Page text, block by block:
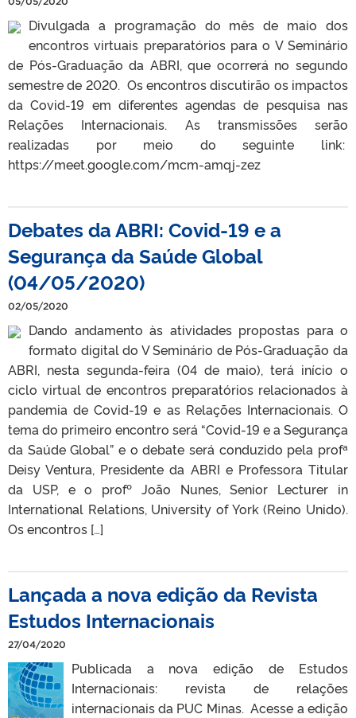
Divulgada a programação do mês de maio dos
encontros virtuais preparatórios para o V Seminário
de Pós-Graduação da ABRI, que ocorrerá no segundo
semestre de 2020. Os encontros discutirão os impactos
da Covid-19 em diferentes agendas de pesquisa nas
Relações Internacionais. As transmissões serão
realizadas por meio do seguinte link:
https://meet.google.com/mcm-amqj-zez
Debates da ABRI: Covid-19 e a
Segurança da Saúde Global
(04/05/2020)
02/05/2020
Dando andamento às atividades propostas para o
formato digital do V Seminário de Pós-Graduação da
ABRI, nesta segunda-feira (04 de maio), terá início o
ciclo virtual de encontros preparatórios relacionados à
pandemia de Covid-19 e as Relações Internacionais. O
tema do primeiro encontro será “Covid-19 e a Segurança
da Saúde Global” e o debate será conduzido pela profª
Deisy Ventura, Presidente da ABRI e Professora Titular
da USP, e o profº João Nunes, Senior Lecturer in
International Relations, University of York (Reino Unido).
Os encontros […]
Lançada a nova edição da Revista
Estudos Internacionais
27/04/2020
Publicada a nova edição de Estudos
Internacionais: revista de relações
internacionais da PUC Minas. Acesse a edição